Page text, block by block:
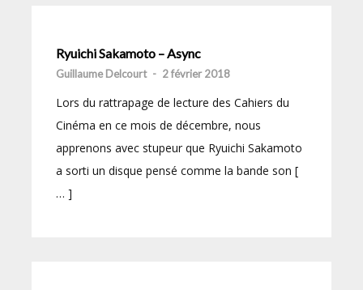
Ryuichi Sakamoto – Async
Guillaume Delcourt - 2 février 2018
Lors du rattrapage de lecture des Cahiers du
Cinéma en ce mois de décembre, nous
apprenons avec stupeur que Ryuichi Sakamoto
a sorti un disque pensé comme la bande son [
… ]